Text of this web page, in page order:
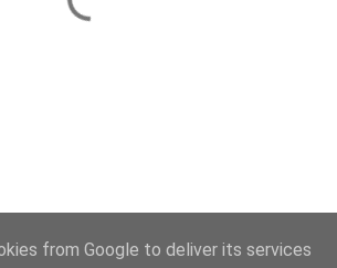
from Google to deliver its services